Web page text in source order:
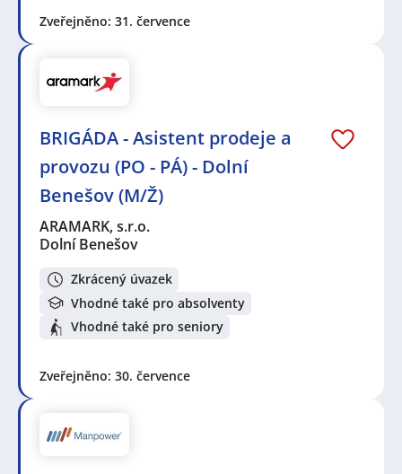
Zveřejněno: 31. července
BRIGÁDA - Asistent prodeje a
provozu (PO - PÁ) - Dolní
Benešov (M/Ž)
ARAMARK, s.r.o.
Dolní Benešov
Zkrácený úvazek
Vhodné také pro absolventy
Vhodné také pro seniory
Zveřejněno: 30. července